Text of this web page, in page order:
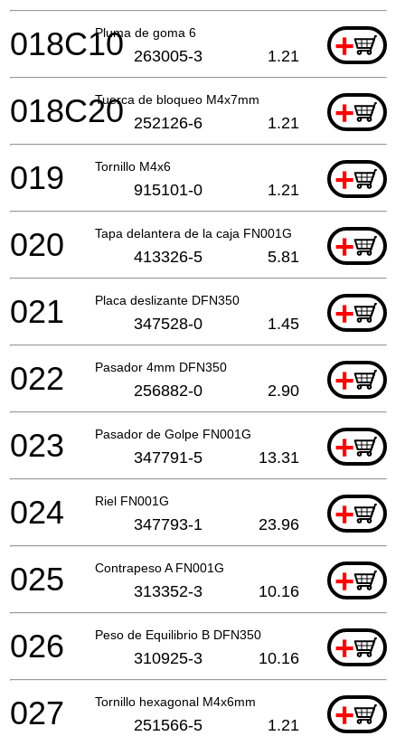
Pluma de goma 6 +
018C10 263005-3 1.21
Tuerca de bloqueo M4x7mm +
018C20 252126-6 1.21
Tornillo M4x6 +
019 915101-0 1.21
Tapa delantera de la caja FN001G +
020 413326-5 5.81
Placa deslizante DFN350 +
021 347528-0 1.45
Pasador 4mm DFN350 +
022 256882-0 2.90
Pasador de Golpe FN001G +
023 347791-5 13.31
Riel FN001G +
024 347793-1 23.96
Contrapeso A FN001G +
025 313352-3 10.16
Peso de Equilibrio B DFN350 +
026 310925-3 10.16
Tornillo hexagonal M4x6mm +
027 251566-5 1.21